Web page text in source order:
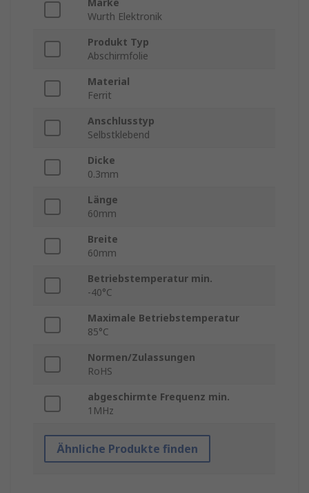
Marke
Wurth Elektronik
Produkt Typ
Abschirmfolie
Material
Ferrit
Anschlusstyp
Selbstklebend
Dicke
0.3mm
Länge
60mm
Breite
60mm
Betriebstemperatur min.
-40°C
Maximale Betriebstemperatur
85°C
Normen/Zulassungen
RoHS
abgeschirmte Frequenz min.
1MHz
Ähnliche Produkte finden